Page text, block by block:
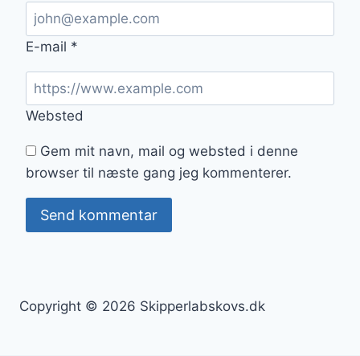
E-mail *
Websted
Gem mit navn, mail og websted i denne
browser til næste gang jeg kommenterer.
Copyright © 2026 Skipperlabskovs.dk